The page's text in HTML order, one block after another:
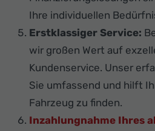
Ihre individuellen
Erstklassiger Service:
wir großen Wert auf
Kundenservice. Unser
Sie umfassend und hilft
Fahrzeug zu finden.
Inzahlungnahme Ihres